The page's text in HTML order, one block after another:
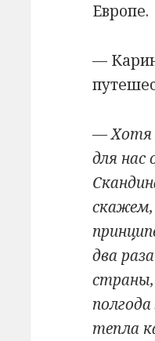
Европе.
—
— Хотя
для
два
страны,
тепла